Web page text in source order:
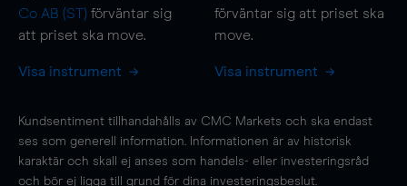
Co AB (ST) förväntar sig
att priset ska move.
Visa instrument
förväntar sig att priset ska
move.
Visa instrument
Kundsentiment tillhandahålls av CMC Markets och ska endast
ses som generell information. Informationen är av historisk
karaktär och skall ej anses som handels- eller investeringsråd
och bör ej ligga till grund för dina investeringsbeslut.